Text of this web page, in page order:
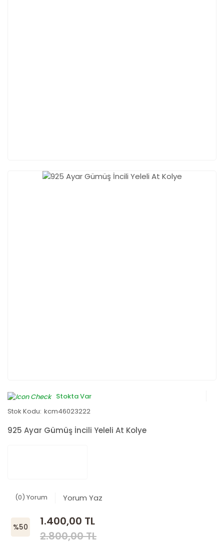
Stokta Var
Stok Kodu: kcm46023222
925 Ayar Gümüş İncili Yeleli At Kolye
(0) Yorum Yorum Yaz
%50
1.400,00 TL
2.800,00 TL